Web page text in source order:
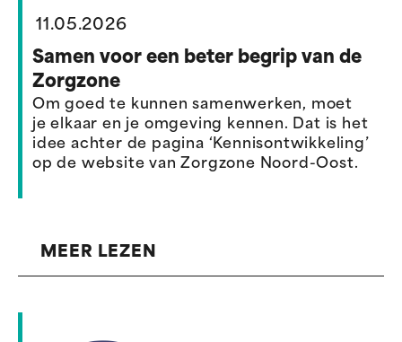
11.05.2026
Samen voor een beter begrip van de
Zorgzone
Om goed te kunnen samenwerken, moet
je elkaar en je omgeving kennen. Dat is het
idee achter de pagina ‘Kennisontwikkeling’
op de website van Zorgzone Noord-Oost.
MEER LEZEN